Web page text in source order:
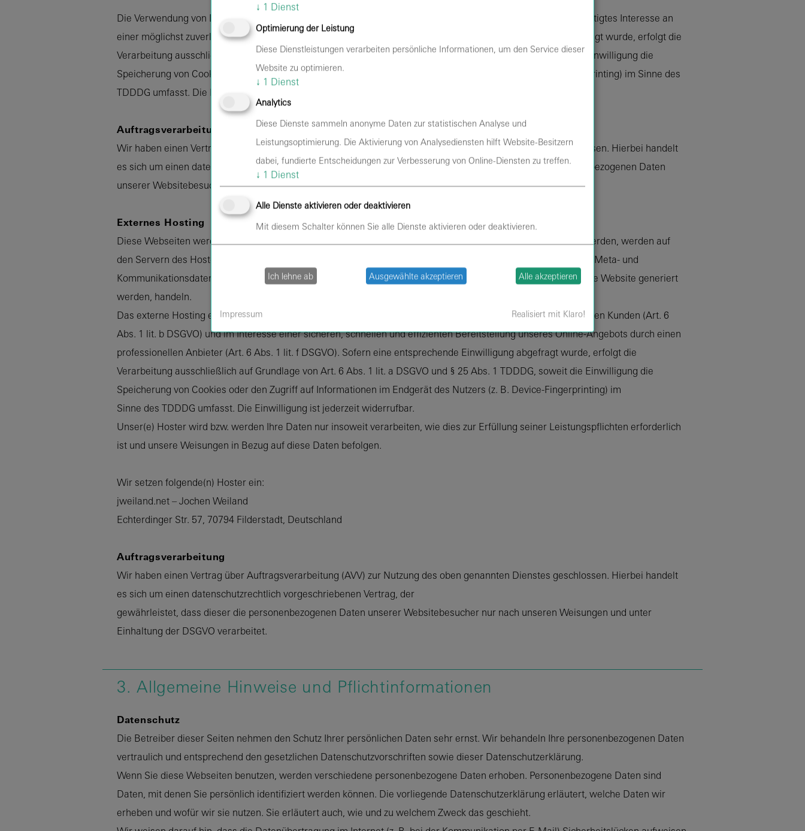
Die Verwendung von DomainFactory erfolgt auf Grundlage von Art. 6 Abs. 1 lit. f DSGVO. Wir haben ein berechtigtes Interesse an
einer möglichst zuverlässigen Darstellung unserer Webseiten. Sofern eine entsprechende Einwilligung abgefragt wurde, erfolgt die
Verarbeitung ausschließlich auf Grundlage von Art. 6 Abs. 1 lit. a DSGVO und § 25 Abs. 1 TDDDG, soweit die Einwilligung die
Speicherung von Cookies oder den Zugriff auf Informationen im Endgerät des Nutzers (z. B. für Device-Fingerprinting) im Sinne des
TDDDG umfasst. Die Einwilligung ist jederzeit widerrufbar.
Auftragsverarbeitung
Wir haben einen Vertrag über Auftragsverarbeitung (AVV) zur Nutzung des oben genannten Dienstes geschlossen. Hierbei handelt
es sich um einen datenschutzrechtlich vorgeschriebenen Vertrag, der gewährleistet, dass dieser die personenbezogenen Daten
unserer Websitebesucher nur nach unseren Weisungen und unter Einhaltung der DSGVO verarbeitet.
Externes Hosting
Diese Webseiten werden extern gehostet. Die personenbezogenen Daten, die auf diesen Webseiten erfasst werden, werden auf
den Servern des Hosters / der Hoster gespeichert. Hierbei kann es sich v. a. um IP-Adressen, Kontaktanfragen, Meta- und
Kommunikationsdaten, Vertragsdaten, Kontaktdaten, Namen, Websitezugriffe und sonstige Daten, die über eine Website generiert
werden, handeln.
Das externe Hosting erfolgt zum Zwecke der Vertragserfüllung gegenüber unseren potenziellen und bestehenden Kunden (Art. 6
Abs. 1 lit. b DSGVO) und im Interesse einer sicheren, schnellen und effizienten Bereitstellung unseres Online-Angebots durch einen
professionellen Anbieter (Art. 6 Abs. 1 lit. f DSGVO). Sofern eine entsprechende Einwilligung abgefragt wurde, erfolgt die
Verarbeitung ausschließlich auf Grundlage von Art. 6 Abs. 1 lit. a DSGVO und § 25 Abs. 1 TDDDG, soweit die Einwilligung die
Speicherung von Cookies oder den Zugriff auf Informationen im Endgerät des Nutzers (z. B. Device-Fingerprinting) im
Sinne des TDDDG umfasst. Die Einwilligung ist jederzeit widerrufbar.
Unser(e) Hoster wird bzw. werden Ihre Daten nur insoweit verarbeiten, wie dies zur Erfüllung seiner Leistungspflichten erforderlich
ist und unsere Weisungen in Bezug auf diese Daten befolgen.
Wir setzen folgende(n) Hoster ein:
jweiland.net – Jochen Weiland
Echterdinger Str. 57, 70794 Filderstadt, Deutschland
Auftragsverarbeitung
Wir haben einen Vertrag über Auftragsverarbeitung (AVV) zur Nutzung des oben genannten Dienstes geschlossen. Hierbei handelt
es sich um einen datenschutzrechtlich vorgeschriebenen Vertrag, der
gewährleistet, dass dieser die personenbezogenen Daten unserer Websitebesucher nur nach unseren Weisungen und unter
Einhaltung der DSGVO verarbeitet.
3. Allgemeine Hinweise und Pflichtinformationen
Datenschutz
Die Betreiber dieser Seiten nehmen den Schutz Ihrer persönlichen Daten sehr ernst. Wir behandeln Ihre personenbezogenen Daten
vertraulich und entsprechend den gesetzlichen Datenschutzvorschriften sowie dieser Datenschutzerklärung.
Wenn Sie diese Webseiten benutzen, werden verschiedene personenbezogene Daten erhoben. Personenbezogene Daten sind
Daten, mit denen Sie persönlich identifiziert werden können. Die vorliegende Datenschutzerklärung erläutert, welche Daten wir
erheben und wofür wir sie nutzen. Sie erläutert auch, wie und zu welchem Zweck das geschieht.
↓ 1 Dienst
Optimierung der Leistung
Diese Dienstleistungen verarbeiten persönliche Informationen, um den Service dieser
Website zu optimieren.
↓ 1 Dienst
Analytics
Diese Dienste sammeln anonyme Daten zur statistischen Analyse und
Leistungsoptimierung. Die Aktivierung von Analysediensten hilft Website-Besitzern
dabei, fundierte Entscheidungen zur Verbesserung von Online-Diensten zu treffen.
↓ 1 Dienst
Alle Dienste aktivieren oder deaktivieren
Mit diesem Schalter können Sie alle Dienste aktivieren oder deaktivieren.
Ich lehne ab Ausgewählte akzeptieren Alle akzeptieren
Impressum Realisiert mit Klaro!